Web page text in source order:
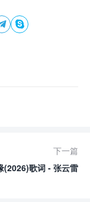

下一篇
(2026)歌词 - 张云雷